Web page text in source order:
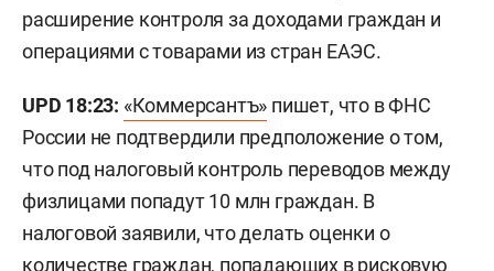
расширение контроля за доходами граждан и
операциями с товарами из стран ЕАЭС.
UPD 18:23: «Коммерсантъ» пишет, что в ФНС
России не подтвердили предположение о том,
что под налоговый контроль переводов между
физлицами попадут 10 млн граждан. В
налоговой заявили, что делать оценки о
количестве граждан, попадающих в рисковую